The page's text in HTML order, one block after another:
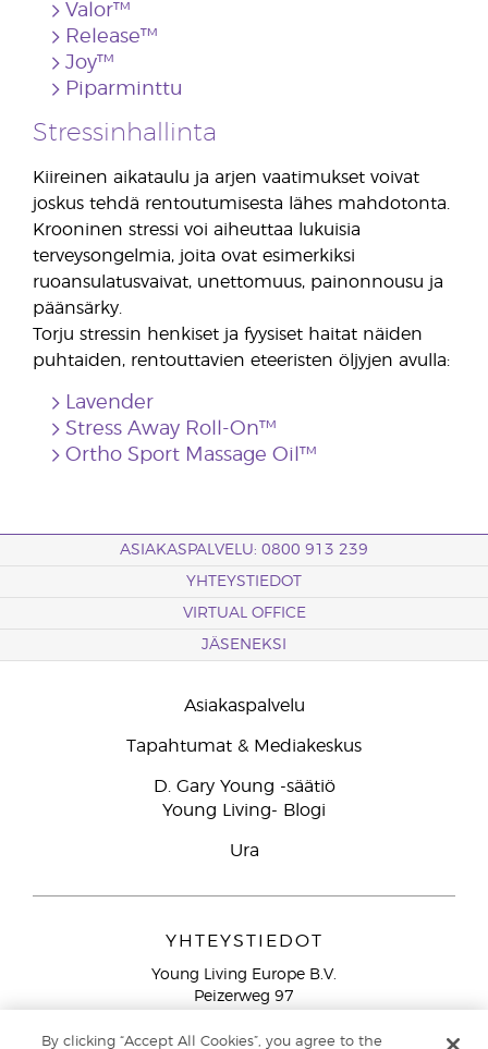
Valor™
Release™
Joy™
Piparminttu
Stressinhallinta
Kiireinen aikataulu ja arjen vaatimukset voivat
joskus tehdä rentoutumisesta lähes mahdotonta.
Krooninen stressi voi aiheuttaa lukuisia
terveysongelmia, joita ovat esimerkiksi
ruoansulatusvaivat, unettomuus, painonnousu ja
päänsärky.
Torju stressin henkiset ja fyysiset haitat näiden
puhtaiden, rentouttavien eteeristen öljyjen avulla:
Lavender
Stress Away Roll-On™
Ortho Sport Massage Oil™
ASIAKASPALVELU: 0800 913 239
YHTEYSTIEDOT
VIRTUAL OFFICE
JÄSENEKSI
Asiakaspalvelu
Tapahtumat & Mediakeskus
D. Gary Young -säätiö
Young Living- Blogi
Ura
YHTEYSTIEDOT
Young Living Europe B.V.
Peizerweg 97
Netherlands
By clicking “Accept All Cookies”, you agree to the